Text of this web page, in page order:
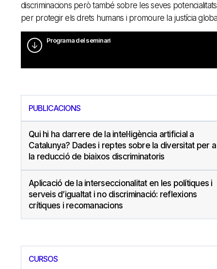
discriminacions però també sobre les seves potencialitats
per protegir els drets humans i promoure la justícia
Programa del seminari
PUBLICACIONS
Qui hi ha darrere de la intel·ligència artificial a
Catalunya? Dades i reptes sobre la diversitat per a
la reducció de biaixos discriminatoris
Aplicació de la interseccionalitat en les polítiques i
serveis d’igualtat i no discriminació: reflexions
crítiques i recomanacions
CURSOS